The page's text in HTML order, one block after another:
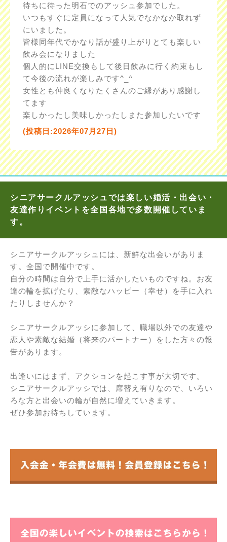
待ちに待った明石でのアッシュ参加でした。
いつもすぐに定員になって人気でなかなか取れず
にいました。
皆様同年代でかなり話が盛り上がりとても楽しい
飲み会になりました
個人的にLINE交換もして後日飲みに行く約束もし
て今後の流れが楽しみです^_^
女性とも仲良くなりたくさんのご縁があり感謝し
てます
楽しかったし美味しかったしまた参加したいです
(投稿日:2026年07月27日)
シニアサークルアッシュでは楽しい婚活・出会い・
友達作りイベントを全国各地で多数開催していま
す。
シニアサークルアッシュには、新鮮な出会いがありま
す。全国で開催中です。
自分の時間は自分で上手に活かしたいものですね。お友
達の輪を拡げたり、素敵なハッピー（幸せ）を手に入れ
たりしませんか？
シニアサークルアッシに参加して、職場以外での友達や
恋人や素敵な結婚（将来のパートナー）をした方々の報
告があります。
出逢いにはまず、アクションを起こす事が大切です。
シニアサークルアッシでは、席替え有りなので、いろい
ろな方と出会いの輪が自然に増えていきます。
ぜひ参加お待ちしています。